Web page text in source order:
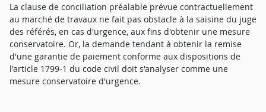
La clause de conciliation préalable prévue contractuellement
au marché de travaux ne fait pas obstacle à la saisine du juge
des référés, en cas d'urgence, aux fins d'obtenir une mesure
conservatoire. Or, la demande tendant à obtenir la remise
d'une garantie de paiement conforme aux dispositions de
l'article 1799-1 du code civil doit s'analyser comme une
mesure conservatoire d'urgence.